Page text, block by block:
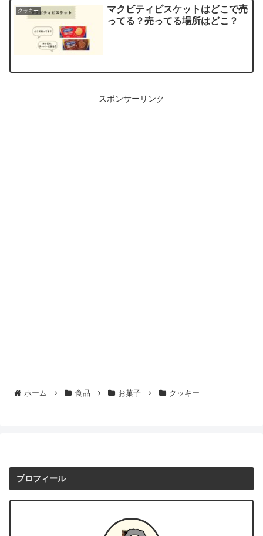
クッキー
マクビティビスケットはどこで売
ってる？売ってる場所はどこ？
スポンサーリンク
ホーム 食品 お菓子 クッキー
プロフィール